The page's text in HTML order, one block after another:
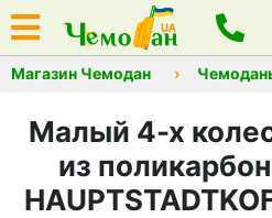
Магазин Чемодан
Малый 4-х
из